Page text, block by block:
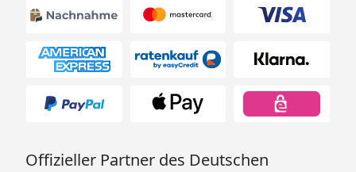
Offizieller Partner des Deutschen